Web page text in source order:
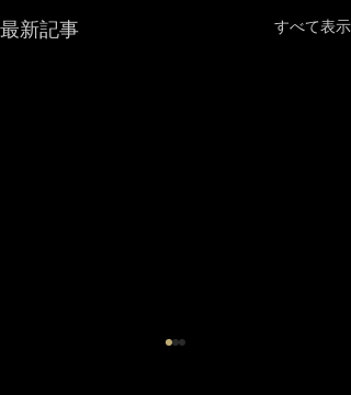
最新記事 すべて表示